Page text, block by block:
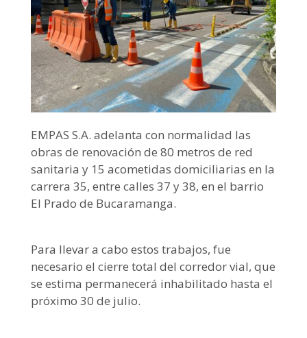
EMPAS S.A. adelanta con normalidad las
obras de renovación de 80 metros de red
sanitaria y 15 acometidas domiciliarias en la
carrera 35, entre calles 37 y 38, en el barrio
El Prado de Bucaramanga.
Para llevar a cabo estos trabajos, fue
necesario el cierre total del corredor vial, que
se estima permanecerá inhabilitado hasta el
próximo 30 de julio.